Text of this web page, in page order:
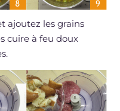
ajoutez les grains
cuire à feu doux